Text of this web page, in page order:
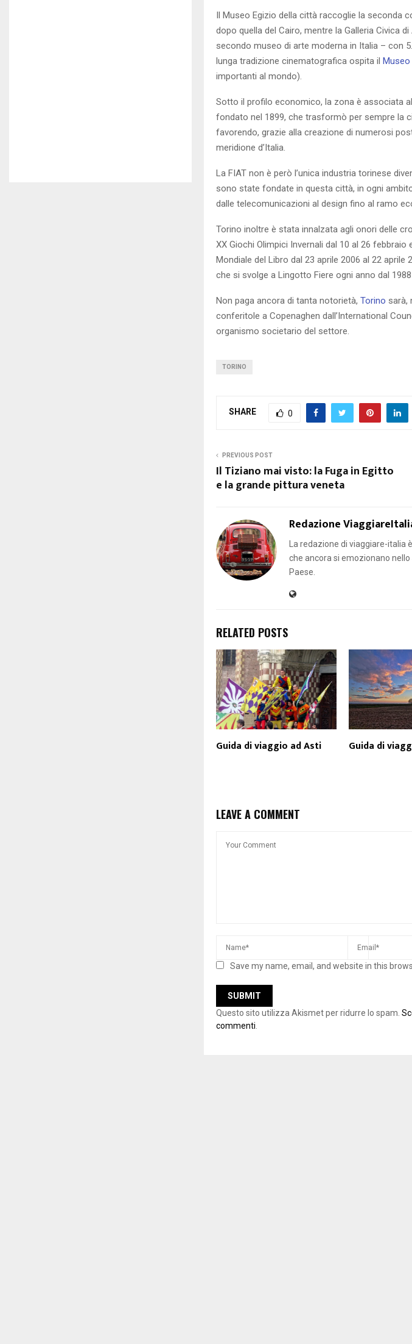
Il Museo Egizio della città raccoglie la seconda
dopo quella del Cairo, mentre la Galleria Civica
secondo museo di arte moderna in Italia – con
lunga tradizione cinematografica ospita il Museo
importanti al mondo).
Sotto il profilo economico, la zona è associata
fondato nel 1899, che trasformò per sempre la
favorendo, grazie alla creazione di numerosi
meridione d’Italia.
La FIAT non è però l’unica industria torinese
sono state fondate in questa città, in ogni
dalle telecomunicazioni al design fino al ramo
Torino inoltre è stata innalzata agli onori delle
XX Giochi Olimpici Invernali dal 10 al 26 febbraio
Mondiale del Libro dal 23 aprile 2006 al 22 aprile
che si svolge a Lingotto Fiere ogni anno dal
Non paga ancora di tanta notorietà, Torino sarà,
conferitole a Copenaghen dall’International
organismo societario del settore.
TORINO
SHARE 0
PREVIOUS POST
Il Tiziano mai visto: la Fuga in Egitto
e la grande pittura veneta
Redazione
La redazione di viaggiare-italia
che ancora si emozionano
Paese.
RELATED POSTS
Guida di viaggio ad Asti Guida di
LEAVE A COMMENT
Save my name, email, and website in this
Questo sito utilizza Akismet per ridurre lo spam.
commenti.